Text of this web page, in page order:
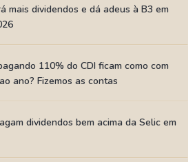
mais dividendos e dá adeus à B3 em
110% do CDI ficam como com
ano? Fizemos as contas
dividendos bem acima da Selic em